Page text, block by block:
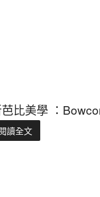
比美學 ：
讀全文